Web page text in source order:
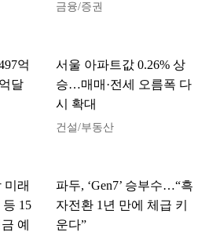
금융/증권
억
달
서울 아파트값 0.26% 상
승…매매·전세 오름폭 다
시 확대
건설/부동산
미래
등 15
예
파두, ‘Gen7’ 승부수…“흑
자전환 1년 만에 체급 키
운다”